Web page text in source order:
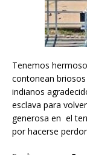
Tenemos
contonean
indianos
esclava para
generosa en el
por hacerse